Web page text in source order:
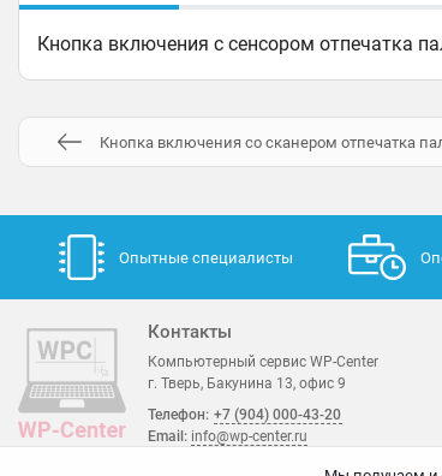
Кнопка включения с сенсором отпечатка
Кнопка включения со сканером отпечатка
Опытные специалисты
Контакты
Компьютерный сервис WP-Center
г. Тверь, Бакунина 13, офис 9
Телефон: +7 (904) 000-43-20
Email: info@wp-center.ru